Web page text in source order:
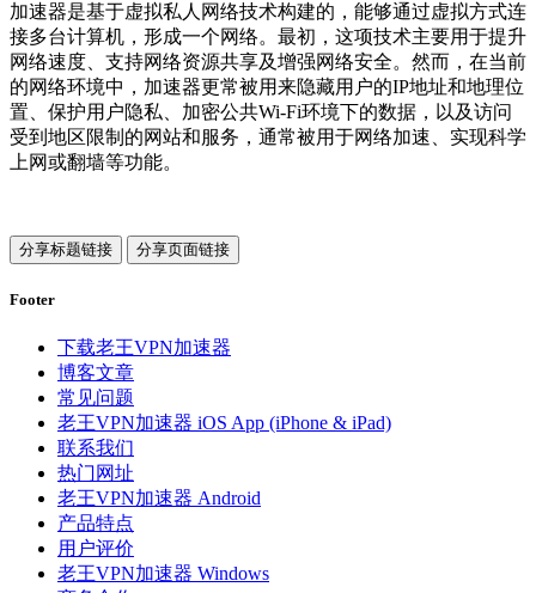
加速器是基于虚拟私人网络技术构建的，能够通过虚拟方式连
接多台计算机，形成一个网络。最初，这项技术主要用于提升
网络速度、支持网络资源共享及增强网络安全。然而，在当前
的网络环境中，加速器更常被用来隐藏用户的IP地址和地理位
置、保护用户隐私、加密公共Wi-Fi环境下的数据，以及访问
受到地区限制的网站和服务，通常被用于网络加速、实现科学
上网或翻墙等功能。
分享标题链接 分享页面链接
Footer
下载老王VPN加速器
博客文章
常见问题
老王VPN加速器 iOS App (iPhone & iPad)
联系我们
热门网址
老王VPN加速器 Android
产品特点
用户评价
老王VPN加速器 Windows